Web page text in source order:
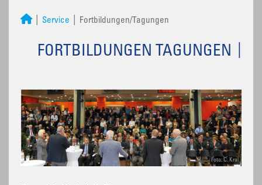
Service Fortbildungen/Tagungen
FORTBILDUNGEN TAGUNGEN
Foto: C. Kral